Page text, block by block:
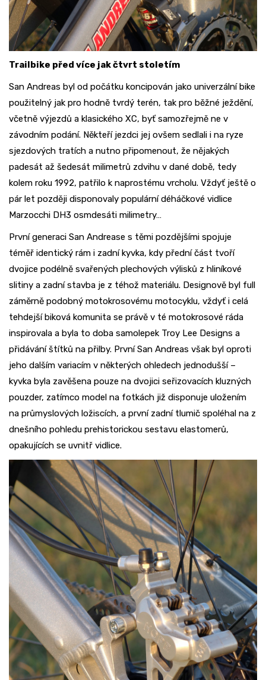
Trailbike před více jak čtvrt stoletím
San Andreas byl od počátku koncipován jako univerzální bike
použitelný jak pro hodně tvrdý terén, tak pro běžné ježdění,
včetně výjezdů a klasického XC, byť samozřejmě ne v
závodním podání. Někteří jezdci jej ovšem sedlali i na ryze
sjezdových tratích a nutno připomenout, že nějakých
padesát až šedesát milimetrů zdvihu v dané době, tedy
kolem roku 1992, patřilo k naprostému vrcholu. Vždyť ještě o
pár let později disponovaly populární déháčkové vidlice
Marzocchi DH3 osmdesáti milimetry…
První generaci San Andrease s těmi pozdějšími spojuje
téměř identický rám i zadní kyvka, kdy přední část tvoří
dvojice podélně svařených plechových výlisků z hliníkové
slitiny a zadní stavba je z téhož materiálu. Designově byl full
záměrně podobný motokrosovému motocyklu, vždyť i celá
tehdejší biková komunita se právě v té motokrosové ráda
inspirovala a byla to doba samolepek Troy Lee Designs a
přidávání štítků na přilby. První San Andreas však byl oproti
jeho dalším variacím v některých ohledech jednodušší –
kyvka byla zavěšena pouze na dvojici seřizovacích kluzných
pouzder, zatímco model na fotkách již disponuje uložením
na průmyslových ložiscích, a první zadní tlumič spoléhal na z
dnešního pohledu prehistorickou sestavu elastomerů,
opakujících se uvnitř vidlice.